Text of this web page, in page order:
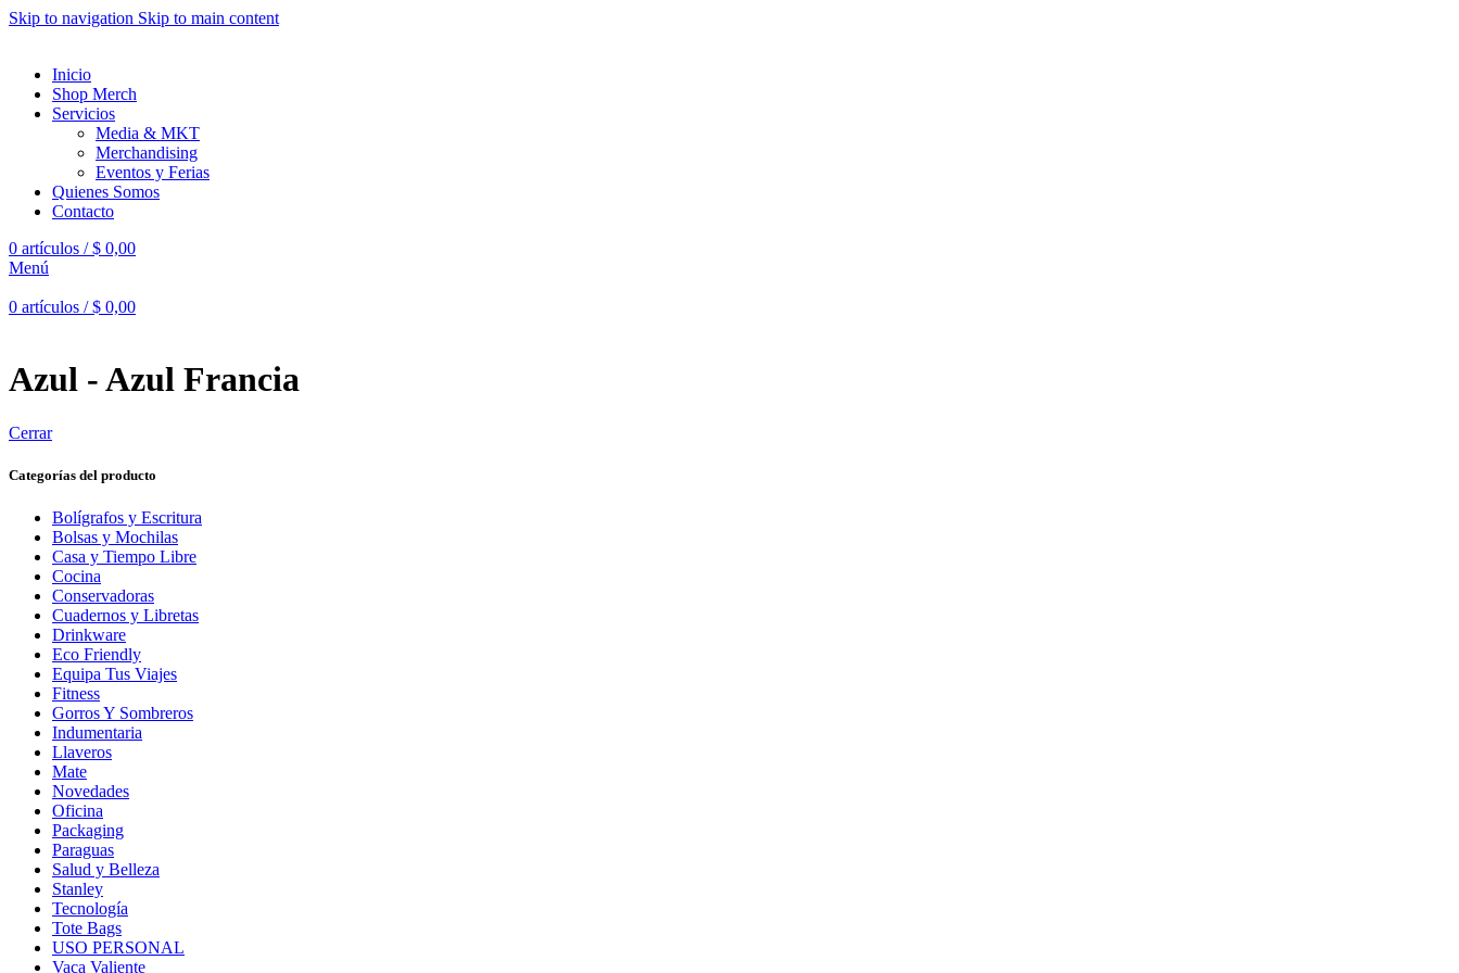
Skip to navigation Skip to main content
Inicio
Shop Merch
Servicios
Media & MKT
Merchandising
Eventos y Ferias
Quienes Somos
Contacto
0 artículos / $ 0,00
Menú
0 artículos / $ 0,00
Azul - Azul Francia
Cerrar
Categorías del producto
Bolígrafos y Escritura
Bolsas y Mochilas
Casa y Tiempo Libre
Cocina
Conservadoras
Cuadernos y Libretas
Drinkware
Eco Friendly
Equipa Tus Viajes
Fitness
Gorros Y Sombreros
Indumentaria
Llaveros
Mate
Novedades
Oficina
Packaging
Paraguas
Salud y Belleza
Stanley
Tecnología
Tote Bags
USO PERSONAL
Vaca Valiente